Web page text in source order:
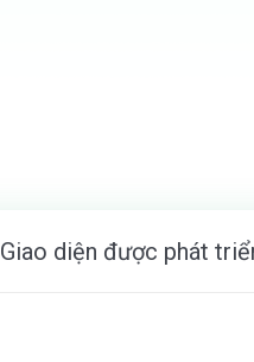
Giao diện được phát